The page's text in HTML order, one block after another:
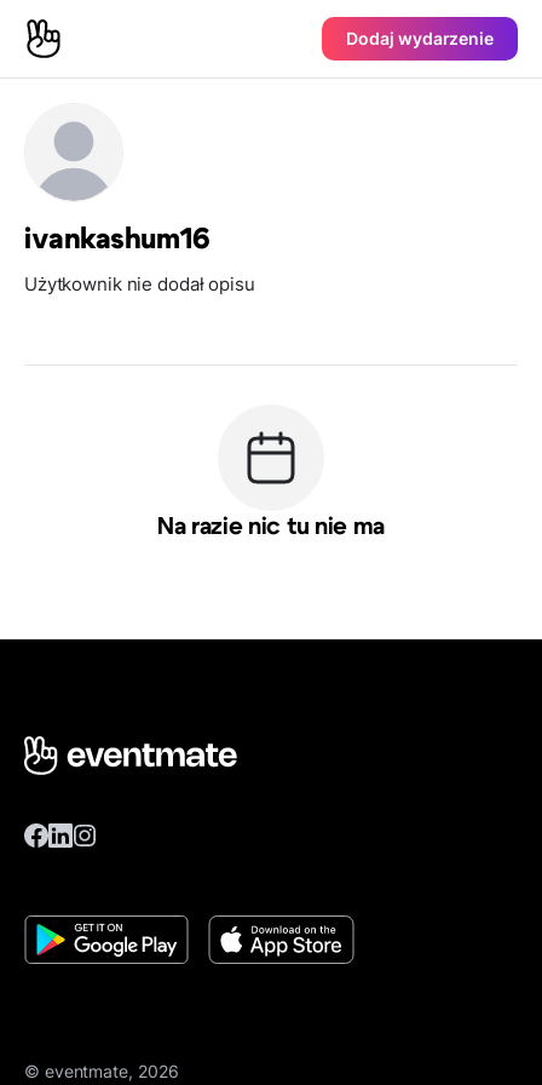
Dodaj wydarzenie
ivankashum16
Użytkownik nie dodał opisu
Na razie nic tu nie ma
© eventmate, 2026